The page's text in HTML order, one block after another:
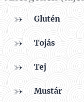
Glutén
Tojás
Tej
Mustár